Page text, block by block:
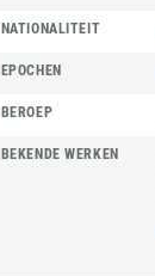
NATIONALITEIT
EPOCHEN
BEROEP
BEKENDE WERKEN